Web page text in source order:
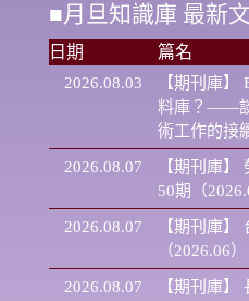
■月旦知識庫 最新
日期 篇名
2026.08.03 【期刊庫】
料庫？——
術工作的接
2026.08.07 【期刊庫】
50期（
2026.08.07 【期刊庫】
（2026.06）
2026.08.07 【期刊庫】